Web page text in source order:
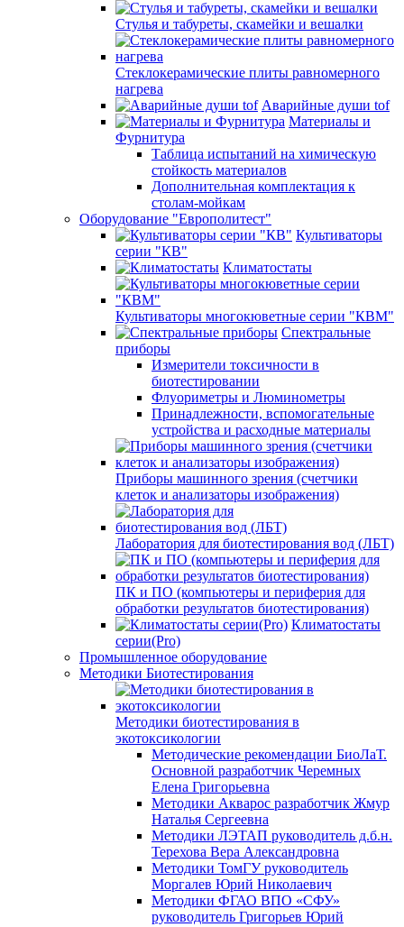
Стулья и табуреты, скамейки и вешалки
Стеклокерамические плиты равномерного
нагрева
Аварийные души tof
Материалы и
Фурнитура
Таблица испытаний на химическую
стойкость материалов
Дополнительная комплектация к
столам-мойкам
Оборудование "Европолитест"
Культиваторы
серии "КВ"
Климатостаты
Культиваторы многокюветные серии "КВМ"
Спектральные
приборы
Измерители токсичности в
биотестировании
Флуориметры и Люминометры
Принадлежности, вспомогательные
устройства и расходные материалы
Приборы машинного зрения (счетчики
клеток и анализаторы изображения)
Лаборатория для биотестирования вод (ЛБТ)
ПК и ПО (компьютеры и периферия для
обработки результатов биотестирования)
Климатостаты
серии(Pro)
Промышленное оборудование
Методики Биотестирования
Методики биотестирования в
экотоксикологии
Методические рекомендации БиоЛаТ.
Основной разработчик Черемных
Елена Григорьевна
Методики Акварос разработчик Жмур
Наталья Сергеевна
Методики ЛЭТАП руководитель д.б.н.
Терехова Вера Александровна
Методики ТомГУ руководитель
Моргалев Юрий Николаевич
Методики ФГАО ВПО «СФУ»
руководитель Григорьев Юрий